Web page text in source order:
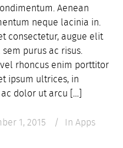
Aenean
neque lacinia in.
consectetur, augue elit
purus ac risus.
rhoncus enim porttitor
ipsum ultrices, in
dolor ut arcu […]
1, 2015 / In Apps